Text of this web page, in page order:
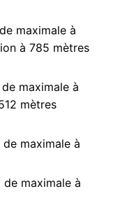
maximale à
à 785 mètres
maximale à
mètres
de maximale à
de maximale à